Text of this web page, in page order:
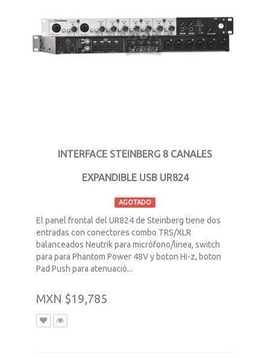
INTERFACE STEINBERG 8 CANALES
EXPANDIBLE USB UR824
AGOTADO
El panel frontal del UR824 de Steinberg tiene dos
entradas con conectores combo TRS/XLR
balanceados Neutrik para micrófono/linea, switch
para para Phantom Power 48V y boton Hi-z, boton
Pad Push para atenuació...
MXN $19,785